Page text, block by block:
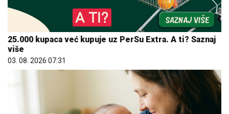
25.000 kupaca već kupuje uz PerSu Extra. A ti? Saznaj
više
03. 08. 2026 07:31